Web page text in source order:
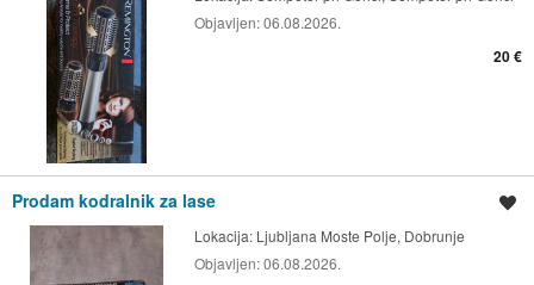
Objavljen:06.08.2026.
20 €
Prodam kodralnik za lase
Lokacija: Ljubljana Moste Polje, Dobrunje
Objavljen:06.08.2026.